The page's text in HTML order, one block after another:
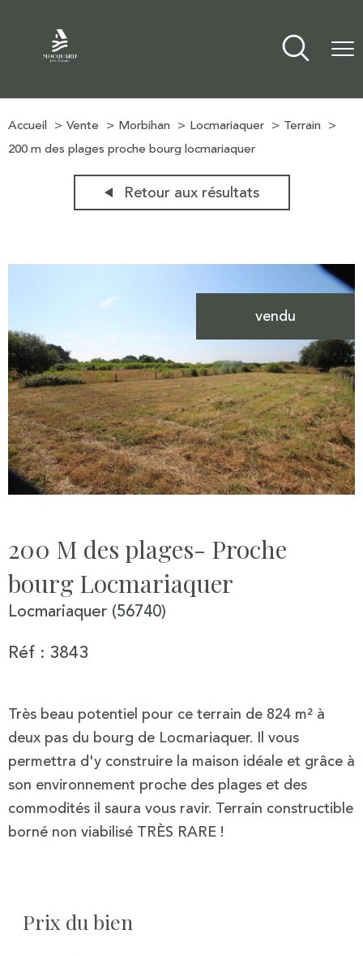
Accueil Vente Morbihan Locmariaquer
Terrain
200 m des plages proche bourg locmariaquer
Retour aux résultats
vendu
200 M des plages- Proche
bourg Locmariaquer
Locmariaquer (56740)
Réf : 3843
Très beau potentiel pour ce terrain de 824 m² à
deux pas du bourg de Locmariaquer. Il vous
permettra d'y construire la maison idéale et grâce à
son environnement proche des plages et des
commodités il saura vous ravir. Terrain constructible
borné non viabilisé TRÈS RARE !
Prix du bien